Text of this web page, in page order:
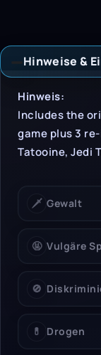
Hinweise &
Hinweis:
Includes the
game plus 3
Tatooine, Jedi
🗡️ Gewalt
🤬 Vulgäre
🚫
💊 Drogen